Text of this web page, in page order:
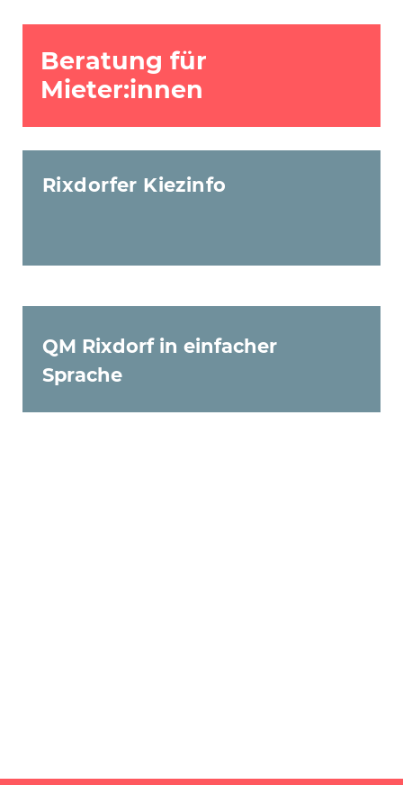
Beratung für
Mieter:innen
Rixdorfer Kiezinfo
QM Rixdorf in einfacher
Sprache